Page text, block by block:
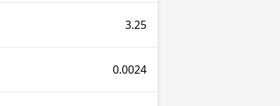
3.25
0.0024